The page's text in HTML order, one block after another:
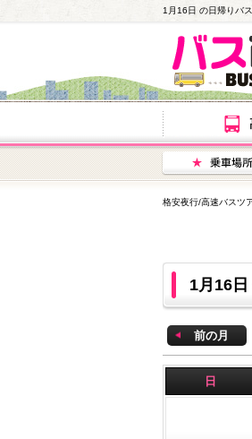
1月16日 の日帰りバ
格安夜行/高速バスツ
1月16
前の月
日